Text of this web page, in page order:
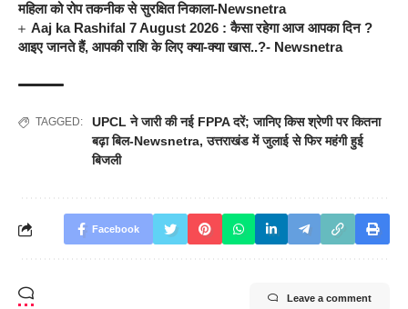
महिला को रोप तकनीक से सुरक्षित निकाला-Newsnetra
Aaj ka Rashifal 7 August 2026 : कैसा रहेगा आज आपका दिन ?
आइए जानते हैं, आपकी राशि के लिए क्या-क्या खास..?- Newsnetra
TAGGED:
UPCL ने जारी की नई FPPA दरें; जानिए किस श्रेणी पर कितना
बढ़ा बिल-Newsnetra,उत्तराखंड में जुलाई से फिर महंगी हुई
बिजली
Facebook
Leave a comment